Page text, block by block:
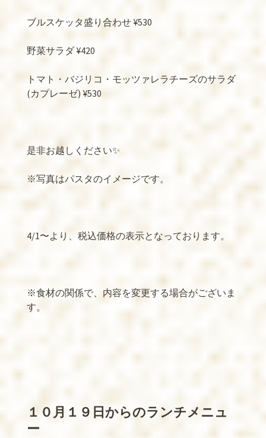
ブルスケッタ盛り合わせ ¥530
野菜サラダ¥420
トマト・バジリコ・モッツァレラチーズのサラダ
(カプレーゼ) ¥530
是非お越しください✨
※写真はパスタのイメージです。
4/1〜より、税込価格の表示となっております。
※食材の関係で、内容を変更する場合がございま
す。
１０月１９日からのランチメニュ
ー